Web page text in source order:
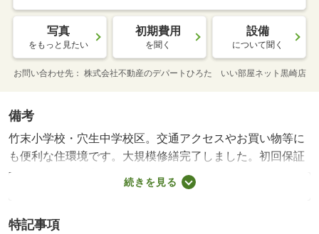
写真
をもっと見たい
初期費用
を聞く
設備
について聞く
お問い合わせ先 株式会社不動産のデパートひろた いい部屋ネット黒崎店
備考
竹末小学校・穴生中学校区。交通アクセスやお買い物等に
も便利な住環境です。大規模修繕完了しました。初回保証
料・鍵交換台家主負担、初期費用を抑えてご入居できます
よ、ぜひお問い合わせください。 更新料：２２，０００
介手数料 49500円
続きを見る
特記事項